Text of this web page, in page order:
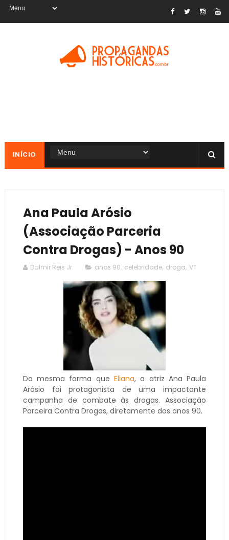
INÍCIO
Ana Paula Arósio
(Associação Parceria
Contra Drogas) - Anos 90
Dalmir Reis Jr. anos 90, celebridade, droga, VT
Da mesma forma que Eliana, a atriz Ana Paula
Arósio foi protagonista de uma impactante
campanha de combate às drogas. Associação
Parceira Contra Drogas, diretamente dos anos 90.